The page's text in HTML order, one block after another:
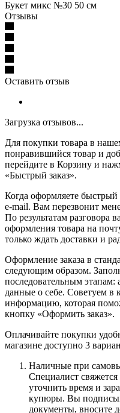
Букет микс №30 50 см
Отзывы
Оставить отзыв
Загрузка отзывов...
Для покупки товара в
понравившийся товар и
перейдите в Корзину и
«Быстрый заказ».
Когда оформляете
e-mail. Вам перезвонит
По результатам разговора
оформления товара на
только ждать доставки и
Оформление заказа в
следующим образом.
последовательным этапам:
данные о себе. Советуем в
информацию, которая
кнопку «Оформить заказ».
Оплачивайте покупки
магазине доступно 3
Наличные при
Специалист
уточнить время и
купюры. Вы
документы, вносите